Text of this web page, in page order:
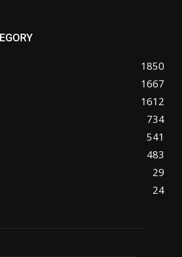
1850
1667
1612
734
541
483
29
24